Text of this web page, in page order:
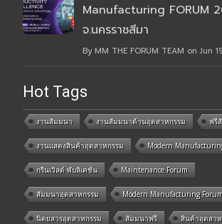
Manufacturing FORUM
จ.นครราชสีมา
By MM THE FORUM TEAM on Jun
Hot Tags
งานสัมมนา งานสัมมนาด้านอุตสาหกรรม ฟรี
งานแสดงสินค้าอุตสาหกรรม Modern
กรีนเวิลด์ พับลิเคชั่น Maintenance Forum
สัมมนาอุตสาหกรรม Modern Manufacturing
นิตยสารอุตสาหกรรม สัมมนาฟรี สินค้าอุตสา